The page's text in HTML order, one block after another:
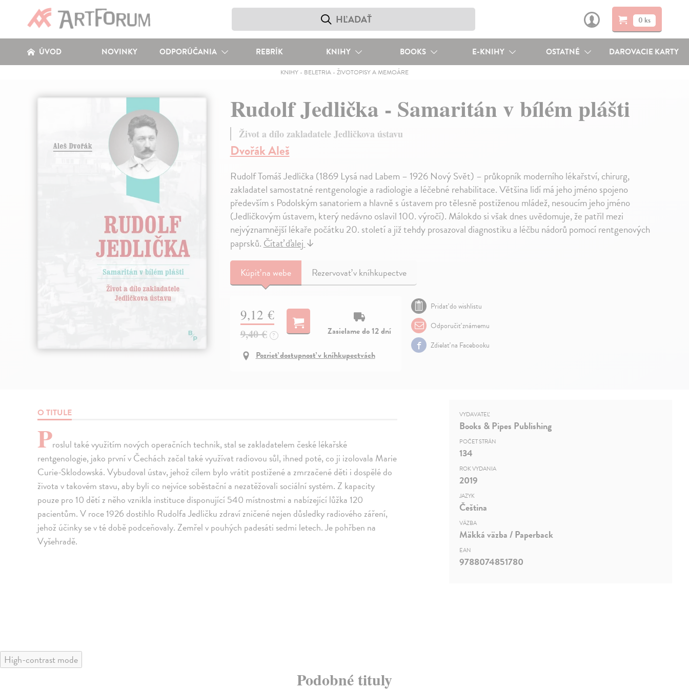
0 ks
ÚVOD NOVINKY ODPORÚČANIA REBRÍK KNIHY BOOKS E-KNIHY OSTATNÉ DAROVACIE KARTY
KNIHY- BELETRIA- ŽIVOTOPISY A MEMOÁRE
Rudolf Jedlička - Samaritán v bílém plášti
Život a dílo zakladatele Jedličkova ústavu
Dvořák Aleš
Rudolf Tomáš Jedlička (1869 Lysá nad Labem – 1926 Nový Svět) – průkopník moderního lékařství, chirurg,
zakladatel samostatné rentgenologie a radiologie a léčebné rehabilitace. Většina lidí má jeho jméno spojeno
především s Podolským sanatoriem a hlavně s ústavem pro tělesně postiženou mládež, nesoucím jeho jméno
(Jedličkovým ústavem, který nedávno oslavil 100. výročí). Málokdo si však dnes uvědomuje, že patřil mezi
nejvýznamnější lékaře počátku 20. století a již tehdy prosazoval diagnostiku a léčbu nádorů pomocí rentgenových
paprsků.Čítať ďalej↓
Kúpiťna webe Rezervovať v kníhkupectve
9,12 €
9,40 € ?
Zasielame do 12 dní
Pozrieť dostupnosť v kníhkupectvách
Pridať do wishlistu
Odporučiť známemu
Zdielať na Facebooku
O TITULE
Proslul také využitím nových operačních technik, stal se zakladatelem české lékařské
rentgenologie, jako první v Čechách začal také využívat radiovou sůl, ihned poté, co ji izolovala Marie
Curie-Sklodowská. Vybudoval ústav, jehož cílem bylo vrátit postižené a zmrzačené děti i dospělé do
života v takovém stavu, aby byli co nejvíce soběstační a nezatěžovali sociální systém. Z kapacity
pouze pro 10 dětí z něho vznikla instituce disponující 540 místnostmi a nabízející lůžka 120
pacientům. V roce 1926 dostihlo Rudolfa Jedličku zdraví zničené nejen důsledky radiového záření,
jehož účinky se v té době podceňovaly. Zemřel v pouhých padesáti sedmi letech. Je pohřben na
Vyšehradě.
VYDAVATEĽ
Books & Pipes Publishing
POČET STRÁN
134
ROK VYDANIA
2019
JAZYK
Čeština
VÄZBA
Mäkká väzba / Paperback
EAN
9788074851780
High-contrast mode
Podobné tituly